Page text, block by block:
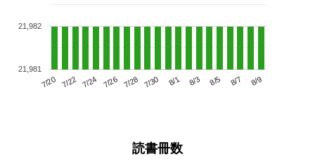
7/20 7/22 7/24 7/26 7/28 7/30 8/1 8/3 8/5 8/7 8/9
21,981
21,982
読書冊数